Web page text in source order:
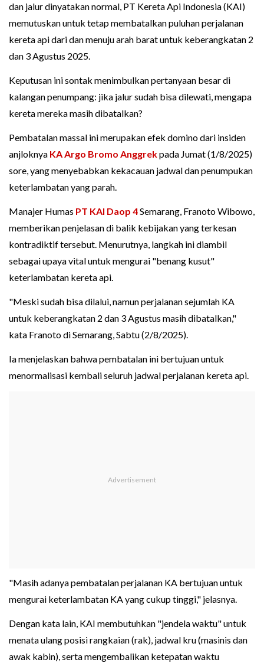
dan jalur dinyatakan normal, PT Kereta Api Indonesia (KAI)
memutuskan untuk tetap membatalkan puluhan perjalanan
kereta api dari dan menuju arah barat untuk keberangkatan 2
dan 3 Agustus 2025.
Keputusan ini sontak menimbulkan pertanyaan besar di
kalangan penumpang: jika jalur sudah bisa dilewati, mengapa
kereta mereka masih dibatalkan?
Pembatalan massal ini merupakan efek domino dari insiden
anjloknya KA Argo Bromo Anggrekpada Jumat (1/8/2025)
sore, yang menyebabkan kekacauan jadwal dan penumpukan
keterlambatan yang parah.
Manajer Humas PT KAI Daop 4Semarang, Franoto Wibowo,
memberikan penjelasan di balik kebijakan yang terkesan
kontradiktif tersebut. Menurutnya, langkah ini diambil
sebagai upaya vital untuk mengurai "benang kusut"
keterlambatan kereta api.
"Meski sudah bisa dilalui, namun perjalanan sejumlah KA
untuk keberangkatan 2 dan 3 Agustus masih dibatalkan,"
kata Franoto di Semarang, Sabtu (2/8/2025).
Ia menjelaskan bahwa pembatalan ini bertujuan untuk
menormalisasi kembali seluruh jadwal perjalanan kereta api.
"Masih adanya pembatalan perjalanan KA bertujuan untuk
mengurai keterlambatan KA yang cukup tinggi," jelasnya.
Dengan kata lain, KAI membutuhkan "jendela waktu" untuk
menata ulang posisi rangkaian (rak), jadwal kru (masinis dan
awak kabin), serta mengembalikan ketepatan waktu